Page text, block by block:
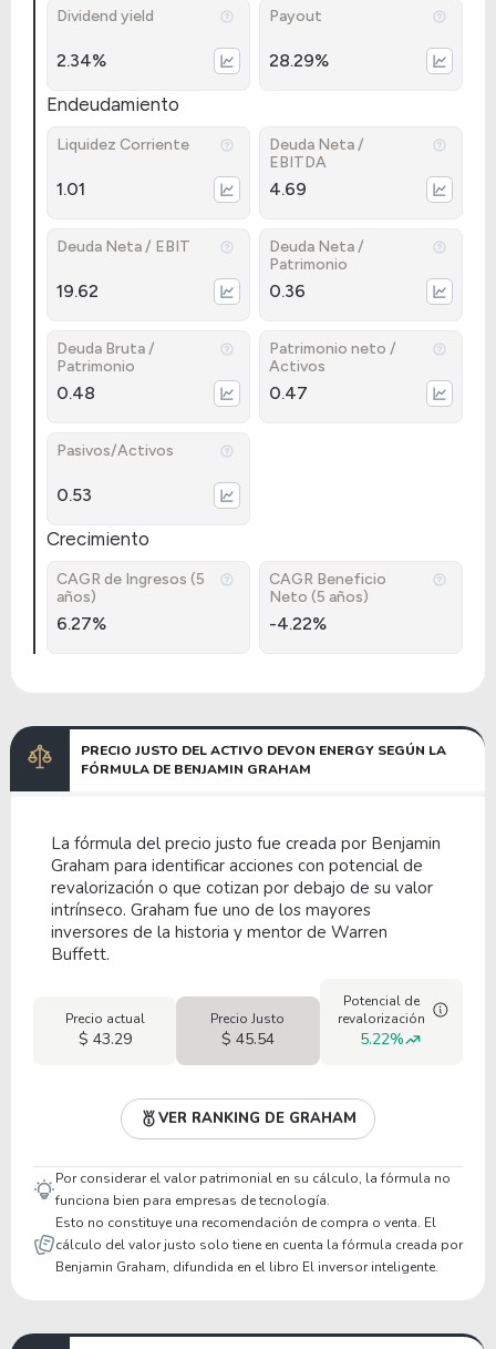
Dividend yield
2.34%
Payout
28.29%
Endeudamiento
Liquidez Corriente
1.01
Deuda Neta /
EBITDA
4.69
Deuda Neta / EBIT
19.62
Deuda Neta /
Patrimonio
0.36
Deuda Bruta /
Patrimonio
0.48
Patrimonio neto /
Activos
0.47
Pasivos/Activos
0.53
Crecimiento
CAGR de Ingresos (5
años)
6.27%
CAGR Beneficio
Neto (5 años)
-4.22%
PRECIO JUSTO DEL ACTIVO DEVON ENERGY SEGÚN LA
FÓRMULA DE BENJAMIN GRAHAM
La fórmula del precio justo fue creada por Benjamin
Graham para identificar acciones con potencial de
revalorización o que cotizan por debajo de su valor
intrínseco. Graham fue uno de los mayores
inversores de la historia y mentor de Warren
Buffett.
Precio actual
$ 43.29
Precio Justo
$ 45.54
Potencial de
revalorización
5.22%
VER RANKING DE GRAHAM
Por considerar el valor patrimonial en su cálculo, la fórmula no
funciona bien para empresas de tecnología.
Esto no constituye una recomendación de compra o venta. El
cálculo del valor justo solo tiene en cuenta la fórmula creada por
Benjamin Graham, difundida en el libro El inversor inteligente.